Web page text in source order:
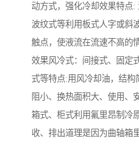
动方式，强化冷却效果特点
波纹式等利用板式人字或斜
触点，使液流在流速不高的
效果风冷式：间接式、固定
式等特点:用风冷却油，结
阻小、换热面积大、使用、
箱式、柜式利用氟里昂制冷
收、排出道理是因为曲轴箱